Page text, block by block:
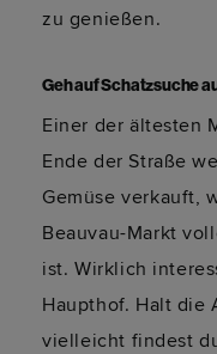
zu genießen.
Geh auf Schatzsuche
Einer der ältesten
Ende der Straße
Gemüse verkauft,
Beauvau-Markt
ist. Wirklich
Haupthof. Halt die
vielleicht findest